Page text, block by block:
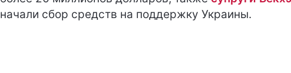
начали сбор средств на поддержку Украины.